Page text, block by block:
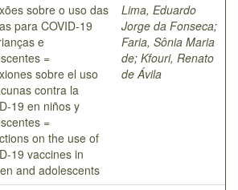
sobre o uso das
para COVID-19
e
=
sobre el uso
contra la
19 en niños y
=
on the use of
19 vaccines in
and adolescents
Lima, Eduardo
Jorge da Fonseca;
Faria, Sônia Maria
de; Kfouri, Renato
de Ávila